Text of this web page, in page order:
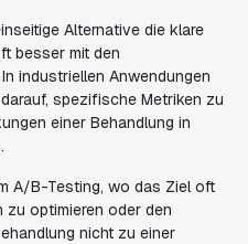
Alternative die klare
besser mit den
industriellen Anwendungen
spezifische Metriken zu
einer Behandlung in
A/B-Testing, wo das Ziel oft
optimieren oder den
nicht zu einer